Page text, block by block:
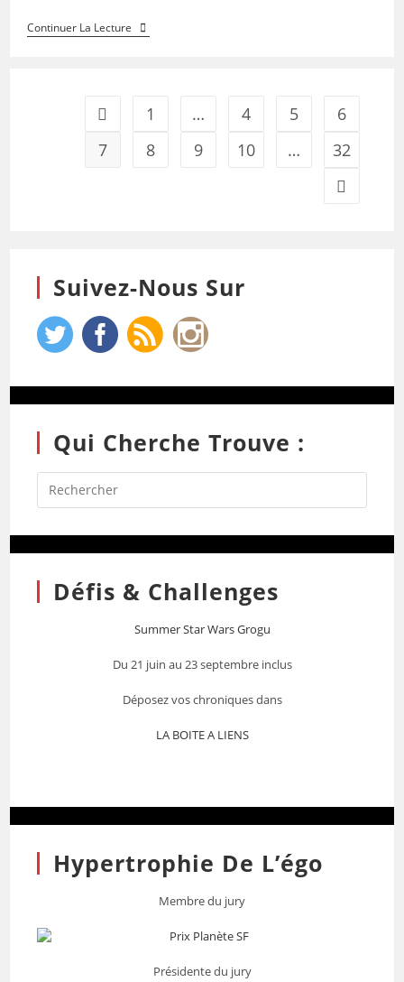
Continuer La Lecture
1 … 4 5
6
7
8 9 10 … 32
Suivez-Nous Sur
Qui Cherche Trouve :
Défis & Challenges
Summer Star Wars Grogu
Du 21 juin au 23 septembre inclus
Déposez vos chroniques dans
LA BOITE A LIENS
Hypertrophie De L’égo
Membre du jury
Présidente du jury